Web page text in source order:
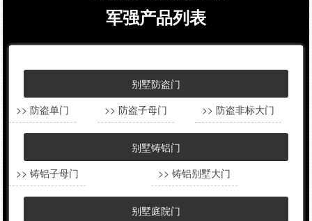
军强产品列表
别墅防盗门
>> 防盗单门
>> 防盗子母门 >> 防盗非标大门
别墅铸铝门
>> 铸铝子母门
>> 铸铝别墅大门
别墅庭院门